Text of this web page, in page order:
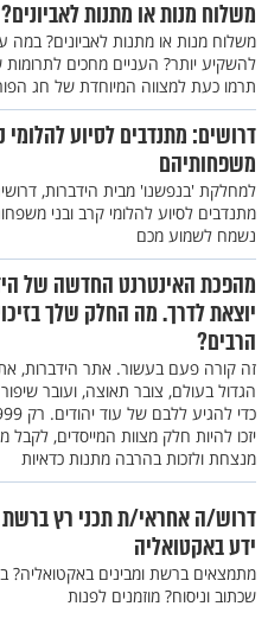
משלוח מנות או מתנות לאביונים?
משלוח מנות או מתנות לאביונים? במה
להשקיע יותר? העניים מחכים
תרמו כעת למצווה המיוחדת של חג
דרושים: מתנדבים לסיוע להלומי
משפחותיהם
למחלקת 'בנפשנו' מבית הידברות,
מתנדבים לסיוע להלומי קרב ובני
נשמח לשמוע מכם
מהפכת האינטרנט החדשה של
יוצאת לדרך. מה החלק שלך
הרבים?
זה קורה פעם בעשור. אתר הידברות,
הגדול בעולם, צובר תאוצה, ועובר
יזכו להיות חלק מצוות המייסדים, לקבל
מנצחת ולזכות בהרבה מתנות כדאיות
דרוש/ה אחראי/ת תכני רץ
ידע באקטואליה
מתמצאים ברשת ומבינים באקטואליה?
שכתוב וניסוח? מוזמנים לפנות